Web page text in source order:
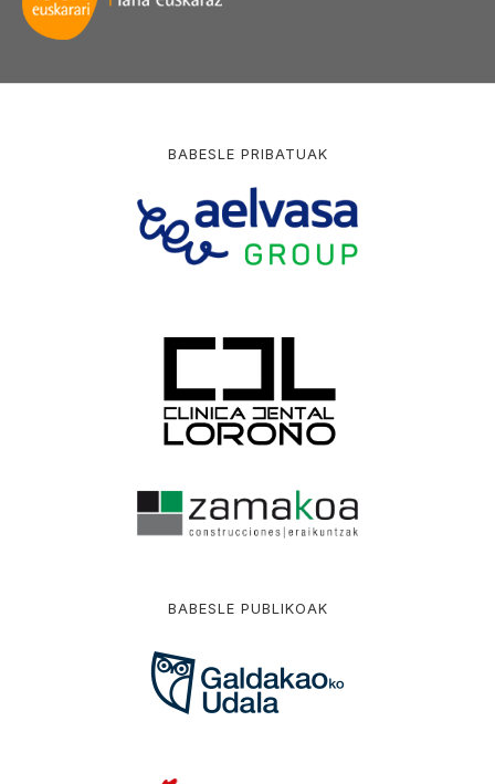
BABESLE PRIBATUAK
BABESLE PUBLIKOAK